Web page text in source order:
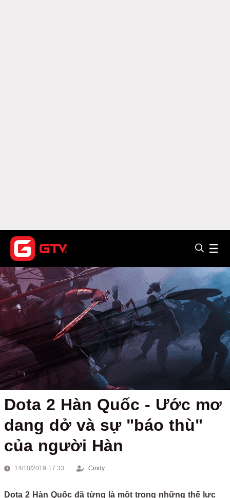
Dota 2 Hàn Quốc - Ước mơ
dang dở và sự "báo thù"
của người Hàn
14/10/2019 17:33 Cindy
Dota 2 Hàn Quốc đã từng là một trong những thế lực